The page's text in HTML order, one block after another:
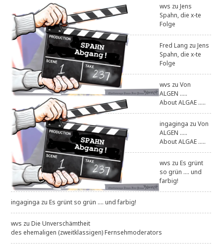
wvs zuJens
Spahn, die x-te
Folge
Fred Lang zuJens
Spahn, die x-te
Folge
wvs zuVon
ALGEN .....
About ALGAE .....
ingaginga zuVon
ALGEN .....
About ALGAE .....
wvs zuEs grünt
so grün .... und
farbig!
ingaginga zuEs grünt so grün .... und farbig!
wvs zuDie Unverschämtheit
des ehemaligen (zweitklassigen) Fernsehmoderators